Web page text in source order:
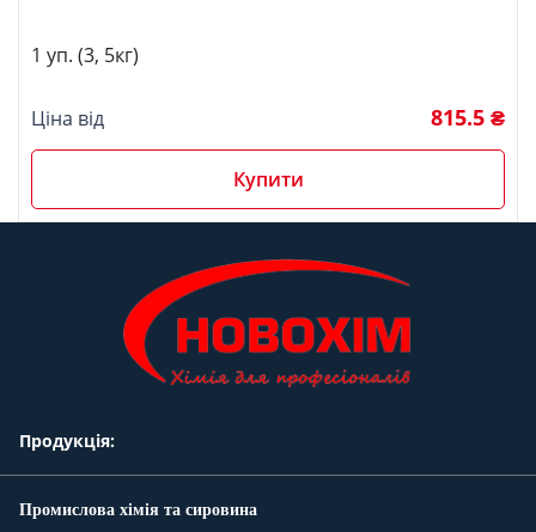
1 уп. (3, 5кг)
Ціна від 815.5 ₴
Купити
Продукція:
Промислова хімія та сировина